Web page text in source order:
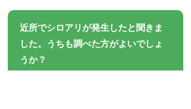
近所でシロアリが発生したと聞きま
した。うちも調べた方がよいでしょ
うか？